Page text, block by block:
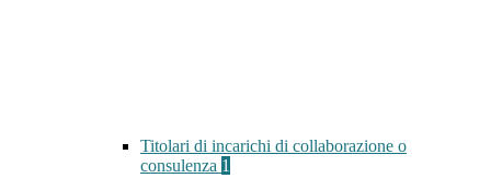
Titolari di incarichi di collaborazione o
consulenza 1